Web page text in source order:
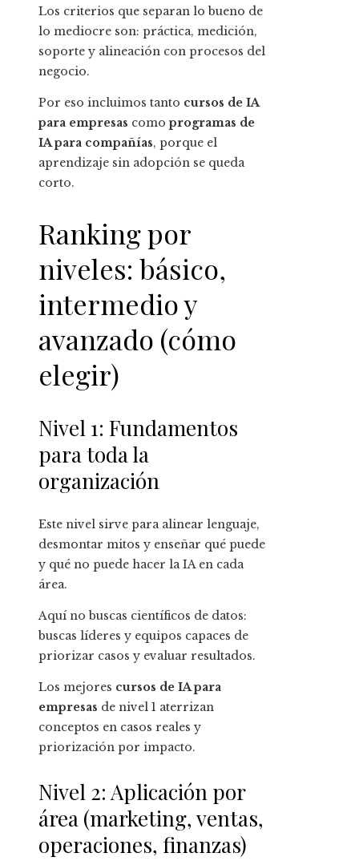
Los criterios que separan lo bueno de
lo mediocre son: práctica, medición,
soporte y alineación con procesos del
negocio.
Por eso incluimos tanto cursos de IA
para empresas comoprogramas de
IA para compañías, porque el
aprendizaje sin adopción se queda
corto.
Ranking por
niveles: básico,
intermedio y
avanzado (cómo
elegir)
Nivel 1: Fundamentos
para toda la
organización
Este nivel sirve para alinear lenguaje,
desmontar mitos y enseñar qué puede
y qué no puede hacer la IA en cada
área.
Aquí no buscas científicos de datos:
buscas líderes y equipos capaces de
priorizar casos y evaluar resultados.
Los mejores cursos de IA para
empresas de nivel 1 aterrizan
conceptos en casos reales y
priorización por impacto.
Nivel 2: Aplicación por
área (marketing, ventas,
operaciones, finanzas)